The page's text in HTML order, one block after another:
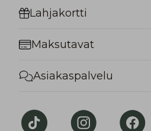
Lahjakortti
Maksutavat
Asiakaspalvelu